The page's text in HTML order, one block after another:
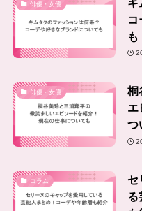
俳優・女優
コ
も
俳優・女優
桐
エ
つ
コラム
セ
る